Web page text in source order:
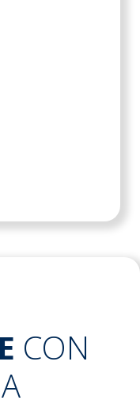
CON